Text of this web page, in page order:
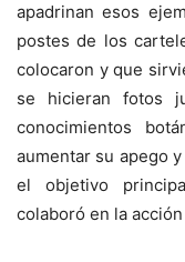
apadrinan esos
postes de los
colocaron y que
se hicieran fotos
conocimientos
aumentar su apego
el objetivo
colaboró en la